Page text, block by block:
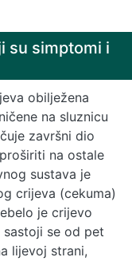
su simptomi i
obilježena
na sluznicu
završni dio
na ostale
sustava je
crijeva (cekuma)
je crijevo
se od pet
lijevoj strani,